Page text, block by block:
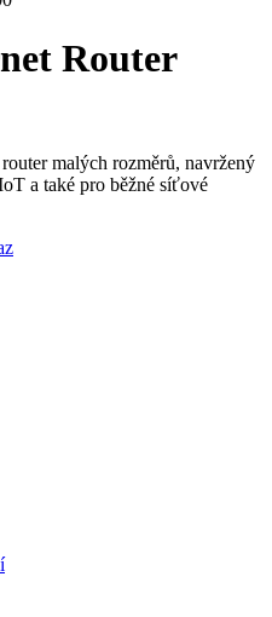
Router
malých rozměrů, navržený
a také pro běžné síťové